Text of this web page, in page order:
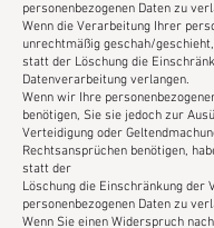
personenbezogenen Daten zu
Wenn die Verarbeitung Ihrer
unrechtmäßig geschah/
statt der Löschung die
Datenverarbeitung verlangen.
Wenn wir Ihre
benötigen, Sie sie jedoch zur
Verteidigung oder
Rechtsansprüchen benötigen,
statt der
Löschung die Einschränkung der
personenbezogenen Daten zu
Wenn Sie einen Widerspruch